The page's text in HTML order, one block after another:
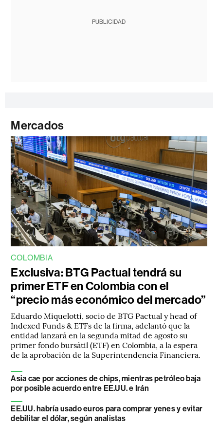
PUBLICIDAD
Mercados
COLOMBIA
Exclusiva: BTG Pactual tendrá su
primer ETF en Colombia con el
“precio más económico del mercado”
Eduardo Miquelotti, socio de BTG Pactual y head of
Indexed Funds & ETFs de la firma, adelantó que la
entidad lanzará en la segunda mitad de agosto su
primer fondo bursátil (ETF) en Colombia, a la espera
de la aprobación de la Superintendencia Financiera.
Asia cae por acciones de chips, mientras petróleo baja
por posible acuerdo entre EE.UU. e Irán
EE.UU. habría usado euros para comprar yenes y evitar
debilitar el dólar, según analistas